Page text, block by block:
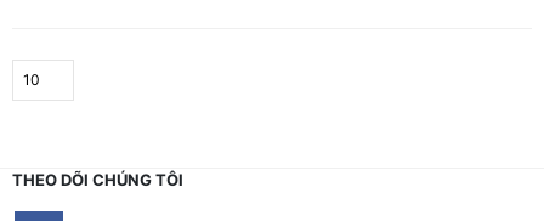
THEO DÕI CHÚNG TÔI